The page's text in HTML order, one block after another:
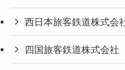
西日本旅客鉄道株式会
四国旅客鉄道株式会社